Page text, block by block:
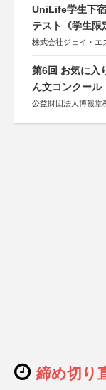
UniLife学生下
テスト《学生限
株式会社ジェイ・エ
第6回 お気に入
ん文コンクール
公益財団法人博報堂
締め切り